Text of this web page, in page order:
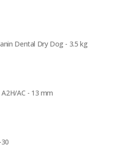
Dental Dry Dog - 3.5 kg
A2H/AC - 13 mm